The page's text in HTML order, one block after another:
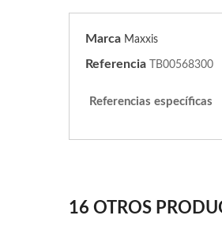
Marca Maxxis
Referencia TB00568300
Referencias específicas
16 OTROS